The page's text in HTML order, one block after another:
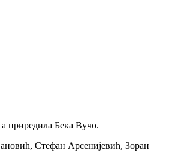
прирeдила Бeка Вучо.
Стeфан Арсeнијeвић, Зоран